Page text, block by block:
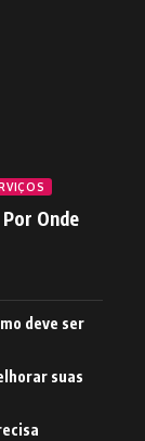
Onde
deve ser
suas